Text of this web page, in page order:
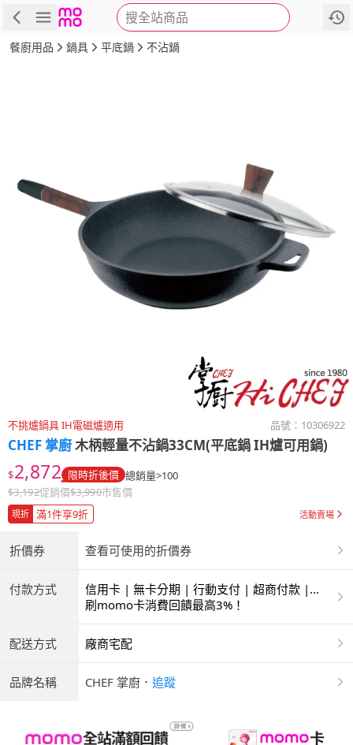
搜全站商品
商品 評價 詳情
餐廚用品 鍋具 平底鍋 不沾鍋
不挑爐鍋具 IH電磁爐適用 品號： 10306922
CHEF 掌廚木柄輕量不沾鍋33CM(平底鍋 IH爐可用鍋)
$2,872 限時折後價 總銷量>100
$3,192促銷價$3,990市售價
現折 滿1件享9折 活動賣場
折價券 查看可使用的折價券
付款方式
信用卡 | 無卡分期 | 行動支付 | 超商付款 |
ATM | 銀聯卡
刷momo卡消費回饋最高3%！
配送方式 廠商宅配
品牌名稱 CHEF 掌廚 ． 追蹤